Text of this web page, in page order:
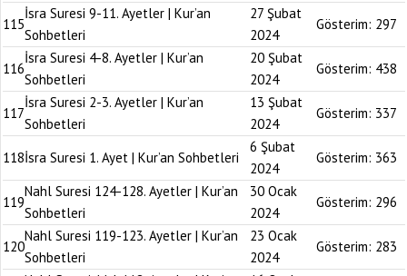
115
İsra Suresi 9-11. Ayetler | Kur’an
Sohbetleri
27 Şubat
2024
Gösterim: 297
116
İsra Suresi 4-8. Ayetler | Kur’an
Sohbetleri
20 Şubat
2024
Gösterim: 438
117
İsra Suresi 2-3. Ayetler | Kur’an
Sohbetleri
13 Şubat
2024
Gösterim: 337
118İsra Suresi 1. Ayet | Kur’an Sohbetleri
6 Şubat
2024
Gösterim: 363
119
Nahl Suresi 124-128. Ayetler | Kur’an
Sohbetleri
30 Ocak
2024
Gösterim: 296
120
Nahl Suresi 119-123. Ayetler | Kur’an
Sohbetleri
23 Ocak
2024
Gösterim: 283